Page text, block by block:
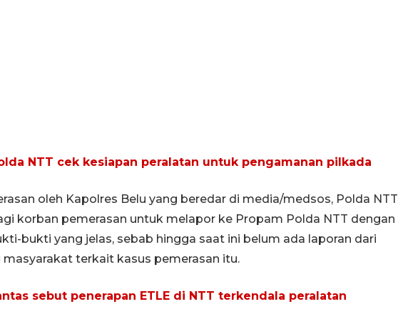
NTT cek kesiapan peralatan untuk pengamanan pilkada
oleh Kapolres Belu yang beredar di media/medsos, Polda NTT
korban pemerasan untuk melapor ke Propam Polda NTT dengan
bukti yang jelas, sebab hingga saat ini belum ada laporan dari
masyarakat terkait kasus pemerasan itu.
sebut penerapan ETLE di NTT terkendala peralatan
Pelepasan Tukik di Pantai
14 September 2025 9:27 WIB